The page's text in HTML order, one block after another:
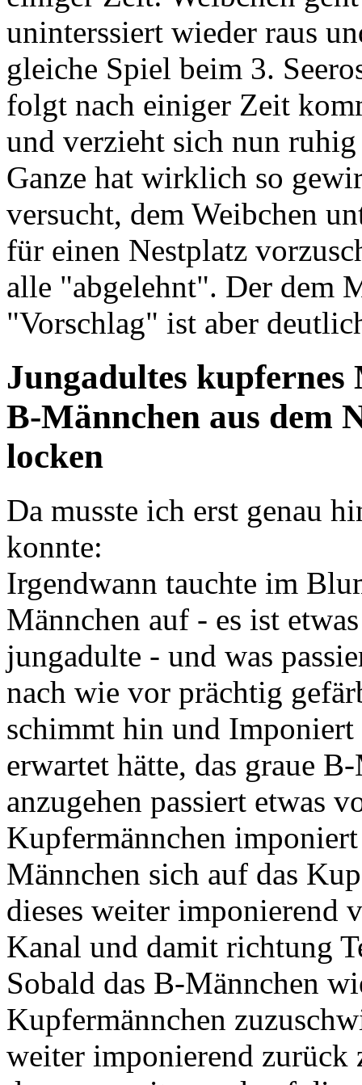
uninterssiert wieder raus
gleiche Spiel beim 3.
folgt nach einiger Zeit
und verzieht sich nun
Ganze hat wirklich so
versucht, dem Weibchen
für einen Nestplatz
alle "abgelehnt". Der dem
"Vorschlag" ist aber
Jungadultes kupfernes
B-Männchen aus dem
locken
Da musste ich erst genau
konnte:
Irgendwann tauchte im
Männchen auf - es ist
jungadulte - und was
nach wie vor prächtig
schimmt hin und
erwartet hätte, das graue
anzugehen passiert etwas
Kupfermännchen
Männchen sich auf das
dieses weiter imponierend
Kanal und damit richtung
Sobald das B-Männchen
Kupfermännchen
weiter imponierend zurück